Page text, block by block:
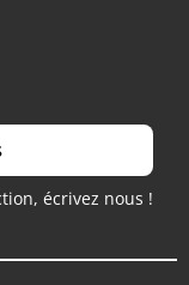
écrivez nous !